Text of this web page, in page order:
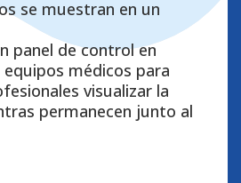
se muestran en un
panel de control en
médicos para
visualizar la
permanecen junto al